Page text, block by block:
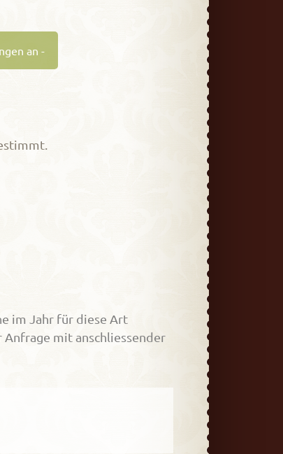
an -
im Jahr für diese Art
Anfrage mit anschliessender